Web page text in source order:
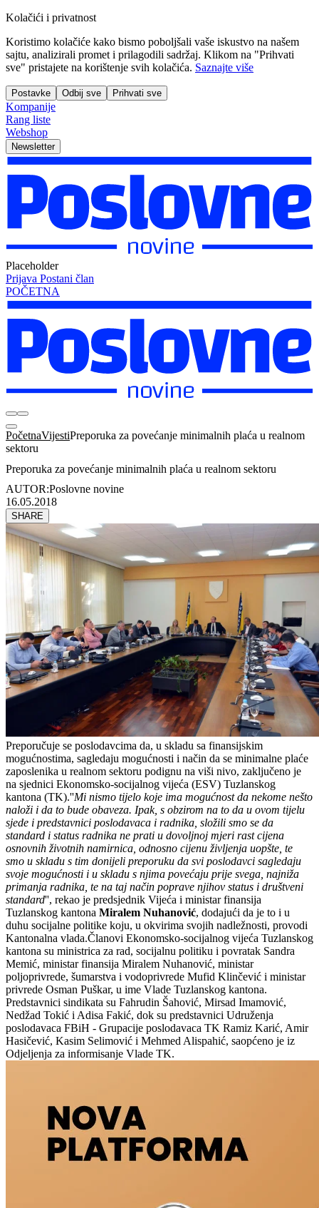
Kolačići i privatnost
Koristimo kolačiće kako bismo poboljšali vaše iskustvo na našem
sajtu, analizirali promet i prilagodili sadržaj. Klikom na "Prihvati
sve" pristajete na korištenje svih kolačića. Saznajte više
Postavke Odbij sve Prihvati sve
Kompanije
Rang liste
Webshop
Newsletter
Placeholder
Prijava Postani član
POČETNA
PočetnaVijestiPreporuka za povećanje minimalnih plaća u realnom
sektoru
Preporuka za povećanje minimalnih plaća u realnom sektoru
AUTOR:Poslovne novine
16.05.2018
SHARE
Preporučuje se poslodavcima da, u skladu sa finansijskim
mogućnostima, sagledaju mogućnosti i način da se minimalne plaće
zaposlenika u realnom sektoru podignu na viši nivo, zaključeno je
na sjednici Ekonomsko-socijalnog vijeća (ESV) Tuzlanskog
kantona (TK).''Mi nismo tijelo koje ima mogućnost da nekome nešto
naloži i da to bude obaveza. Ipak, s obzirom na to da u ovom tijelu
sjede i predstavnici poslodavaca i radnika, složili smo se da
standard i status radnika ne prati u dovoljnoj mjeri rast cijena
osnovnih životnih namirnica, odnosno cijenu življenja uopšte, te
smo u skladu s tim donijeli preporuku da svi poslodavci sagledaju
svoje mogućnosti i u skladu s njima povećaju prije svega, najniža
primanja radnika, te na taj način poprave njihov status i društveni
standard'', rekao je predsjednik Vijeća i ministar finansija
Tuzlanskog kantona Miralem Nuhanović, dodajući da je to i u
duhu socijalne politike koju, u okvirima svojih nadležnosti, provodi
Kantonalna vlada.Članovi Ekonomsko-socijalnog vijeća Tuzlanskog
kantona su ministrica za rad, socijalnu politiku i povratak Sandra
Memić, ministar finansija Miralem Nuhanović, ministar
poljoprivrede, šumarstva i vodoprivrede Mufid Klinčević i ministar
privrede Osman Puškar, u ime Vlade Tuzlanskog kantona.
Predstavnici sindikata su Fahrudin Šahović, Mirsad Imamović,
Nedžad Tokić i Adisa Fakić, dok su predstavnici Udruženja
poslodavaca FBiH - Grupacije poslodavaca TK Ramiz Karić, Amir
Hasičević, Kasim Selimović i Mehmed Alispahić, saopćeno je iz
Odjeljenja za informisanje Vlade TK.